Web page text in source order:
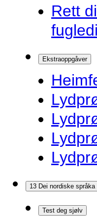
Rett
Ekstraoppgåver
13 Dei nordiske språka
Test deg sjølv